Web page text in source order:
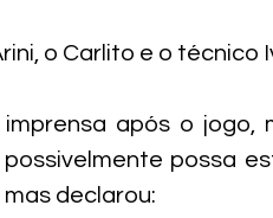
o Carlito e o técnico
após o jogo,
possa
declarou: